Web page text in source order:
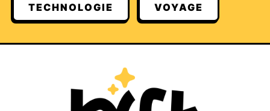
TECHNOLOGIE VOYAGE